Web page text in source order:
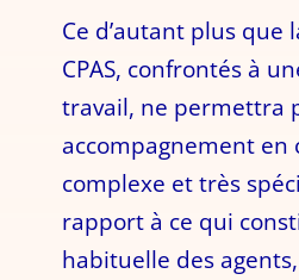
Ce d’autant plus que
CPAS, confrontés à
travail, ne permettra
accompagnement en
complexe et très
rapport à ce qui
habituelle des